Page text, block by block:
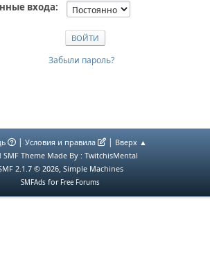
входа:
Забыли пароль?
| Условия и правила | Вверх ▲
SMF Theme Made By : TwitchisMental
2.1.7 © 2026, Simple Machines
SMFAds for Free Forums